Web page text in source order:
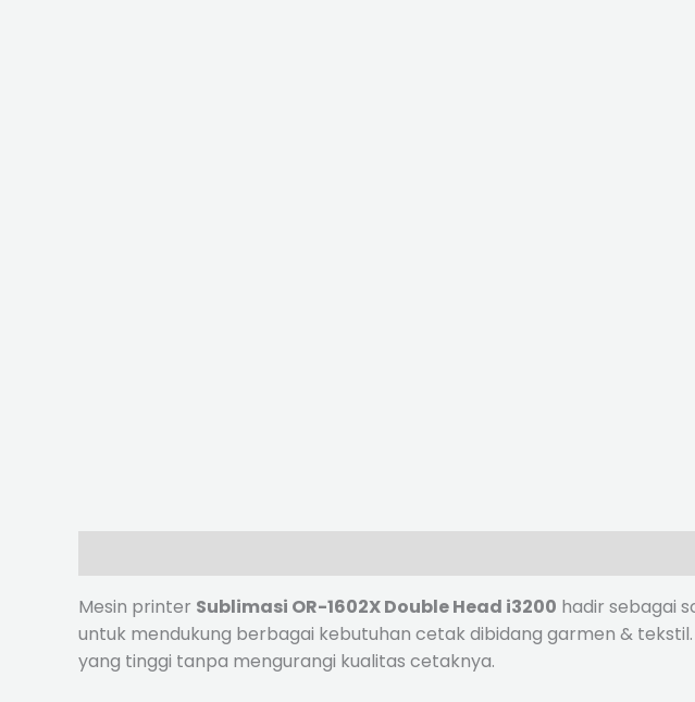
Mesin printer Sublimasi OR-1602X Double Head i3200 hadir sebagai
untuk mendukung berbagai kebutuhan cetak dibidang garmen &
yang tinggi tanpa mengurangi kualitas cetaknya.